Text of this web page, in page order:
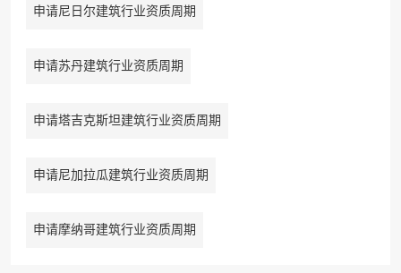
申请尼日尔建筑行业资质周期
申请苏丹建筑行业资质周期
申请塔吉克斯坦建筑行业资质周期
申请尼加拉瓜建筑行业资质周期
申请摩纳哥建筑行业资质周期